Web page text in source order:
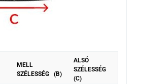
MELL
SZÉLESSÉG (B)
ALSÓ
SZÉLESSÉG
(C)